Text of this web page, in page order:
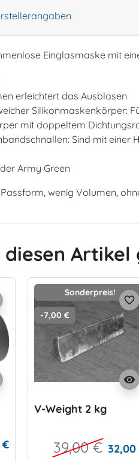
Einglasmaske mit
erleichtert das Ausblasen
Silikonmaskenkörper:
mit doppeltem
Sind mit einer
Army Green
wenig Volumen,
diesen
€
Sonderpreis!
-7,00 €
visibility
favorite_border
V-Weight 2 kg
39,00 € 32,00